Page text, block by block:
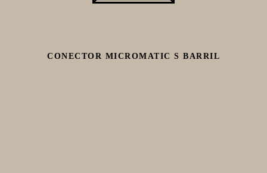
CONECTOR MICROMATIC S BARRIL